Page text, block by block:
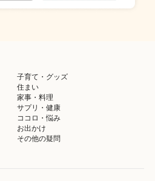
子育て・グッズ
住まい
家事・料理
サプリ・健康
ココロ・悩み
お出かけ
その他の疑問